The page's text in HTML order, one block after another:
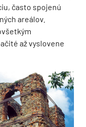
často spojenú
areálov.
až vyslovene